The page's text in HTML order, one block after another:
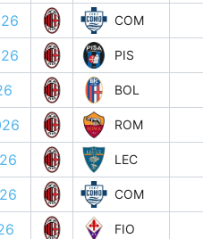
COM
PIS
BOL
ROM
LEC
COM
FIO